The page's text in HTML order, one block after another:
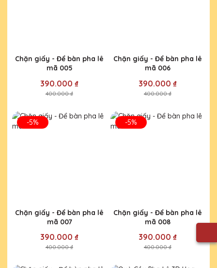
Chặn giấy - Để bàn pha lê
mã 005
390.000 ₫
400.000 ₫
Chặn giấy - Để bàn pha lê
mã 006
390.000 ₫
400.000 ₫
-5%
Chặn giấy - Để bàn pha lê
mã 007
390.000 ₫
400.000 ₫
-5%
Chặn giấy - Để bàn pha lê
mã 008
390.000 ₫
400.000 ₫